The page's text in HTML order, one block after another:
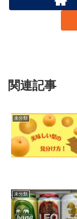
関連記事
未分類
未分類